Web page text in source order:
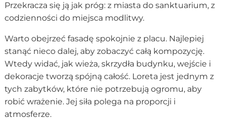
Przekracza się ją jak próg: z miasta do sanktuarium, z
codzienności do miejsca modlitwy.
Warto obejrzeć fasadę spokojnie z placu. Najlepiej
stanąć nieco dalej, aby zobaczyć całą kompozycję.
Wtedy widać, jak wieża, skrzydła budynku, wejście i
dekoracje tworzą spójną całość. Loreta jest jednym z
tych zabytków, które nie potrzebują ogromu, aby
robić wrażenie. Jej siła polega na proporcji i
atmosferze.